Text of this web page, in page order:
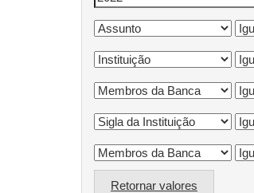
Retornar valores